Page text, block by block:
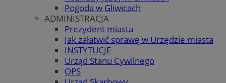
Pogoda w Gliwicach
ADMINISTRACJA
Prezydent miasta
Jak załatwić sprawę w Urzędzie miasta
INSTYTUCJE
Urząd Stanu Cywilnego
OPS